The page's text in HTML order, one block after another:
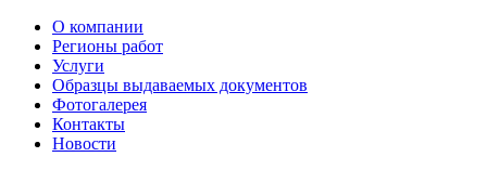
О компании
Регионы работ
Услуги
Образцы выдаваемых документов
Фотогалерея
Контакты
Новости